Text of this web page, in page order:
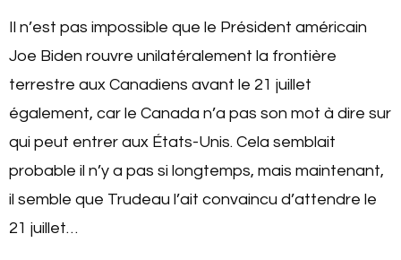
Il n’est pas impossible que le Président américain
Joe Biden rouvre unilatéralement la frontière
terrestre aux Canadiens avant le 21 juillet
également, car le Canada n’a pas son mot à dire sur
qui peut entrer aux États-Unis. Cela semblait
probable il n’y a pas si longtemps, mais maintenant,
il semble que Trudeau l’ait convaincu d’attendre le
21 juillet…